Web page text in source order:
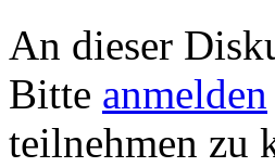
An dieser
Bitte anmelden
teilnehmen zu